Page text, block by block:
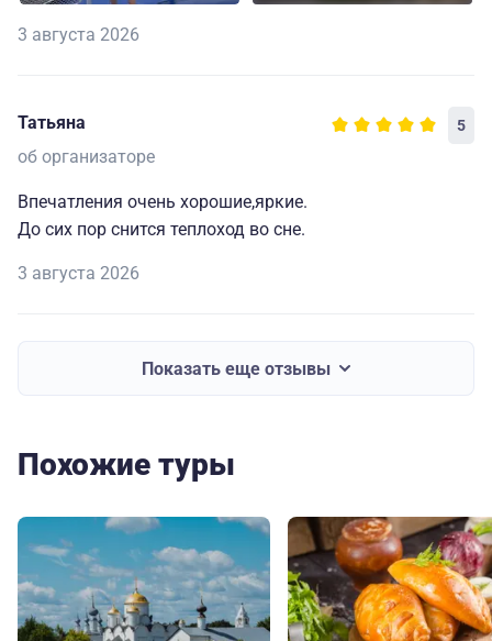
3 августа 2026
Татьяна 5
об организаторе
Впечатления очень хорошие,яркие.
До сих пор снится теплоход во сне.
3 августа 2026
Показать еще отзывы
Похожие туры